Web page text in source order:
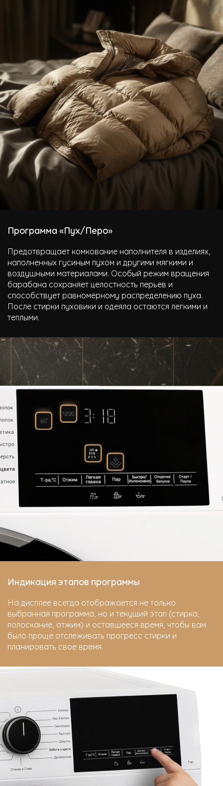
Программа «Пух/Перо»
Предотвращает комкование наполнителя в изделиях,
наполненных гусиным пухом и другими мягкими и
воздушными материалами. Особый режим вращения
барабана сохраняет целостность перьев и
способствует равномерному распределению пуха.
После стирки пуховики и одеяла остаются легкими и
теплыми.
Индикация этапов программы
На дисплее всегда отображается не только
выбранная программа, но и текущий этап (стирка,
полоскание, отжим) и оставшееся время, чтобы вам
было проще отслеживать прогресс стирки и
планировать свое время.